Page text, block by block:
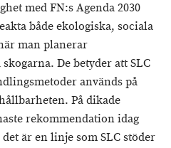
med FN:s Agenda 2030
både ekologiska, sociala
man planerar
De betyder att SLC
används på
På dikade
rekommendation idag
är en linje som SLC stöder